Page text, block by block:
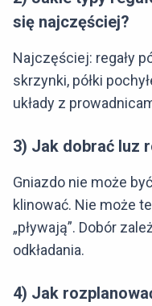
się najczęściej?
Najczęściej: regały
skrzynki, półki
układy z
3) Jak dobrać luz
Gniazdo nie może
klinować. Nie może
„pływają”. Dobór
odkładania.
4) Jak